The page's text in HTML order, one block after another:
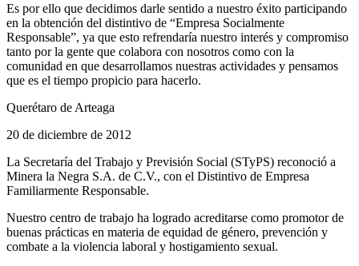
Es por ello que decidimos darle sentido a nuestro éxito participando
en la obtención del distintivo de “Empresa Socialmente
Responsable”, ya que esto refrendaría nuestro interés y compromiso
tanto por la gente que colabora con nosotros como con la
comunidad en que desarrollamos nuestras actividades y pensamos
que es el tiempo propicio para hacerlo.
Querétaro de Arteaga
20 de diciembre de 2012
La Secretaría del Trabajo y Previsión Social (STyPS) reconoció a
Minera la Negra S.A. de C.V., con el Distintivo de Empresa
Familiarmente Responsable.
Nuestro centro de trabajo ha logrado acreditarse como promotor de
buenas prácticas en materia de equidad de género, prevención y
combate a la violencia laboral y hostigamiento sexual.